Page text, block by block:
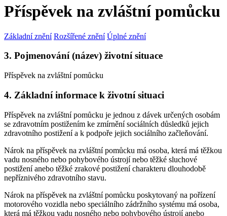
Příspěvek na zvláštní pomůcku
Základní znění Rozšířené znění Úplné znění
3. Pojmenování (název) životní situace
Příspěvek na zvláštní pomůcku
4. Základní informace k životní situaci
Příspěvek na zvláštní pomůcku je jednou z dávek určených osobám
se zdravotním postižením ke zmírnění sociálních důsledků jejich
zdravotního postižení a k podpoře jejich sociálního začleňování.
Nárok na příspěvek na zvláštní pomůcku má osoba, která má těžkou
vadu nosného nebo pohybového ústrojí nebo těžké sluchové
postižení anebo těžké zrakové postižení charakteru dlouhodobě
nepříznivého zdravotního stavu.
Nárok na příspěvek na zvláštní pomůcku poskytovaný na pořízení
motorového vozidla nebo speciálního zádržního systému má osoba,
která má těžkou vadu nosného nebo pohybového ústrojí anebo